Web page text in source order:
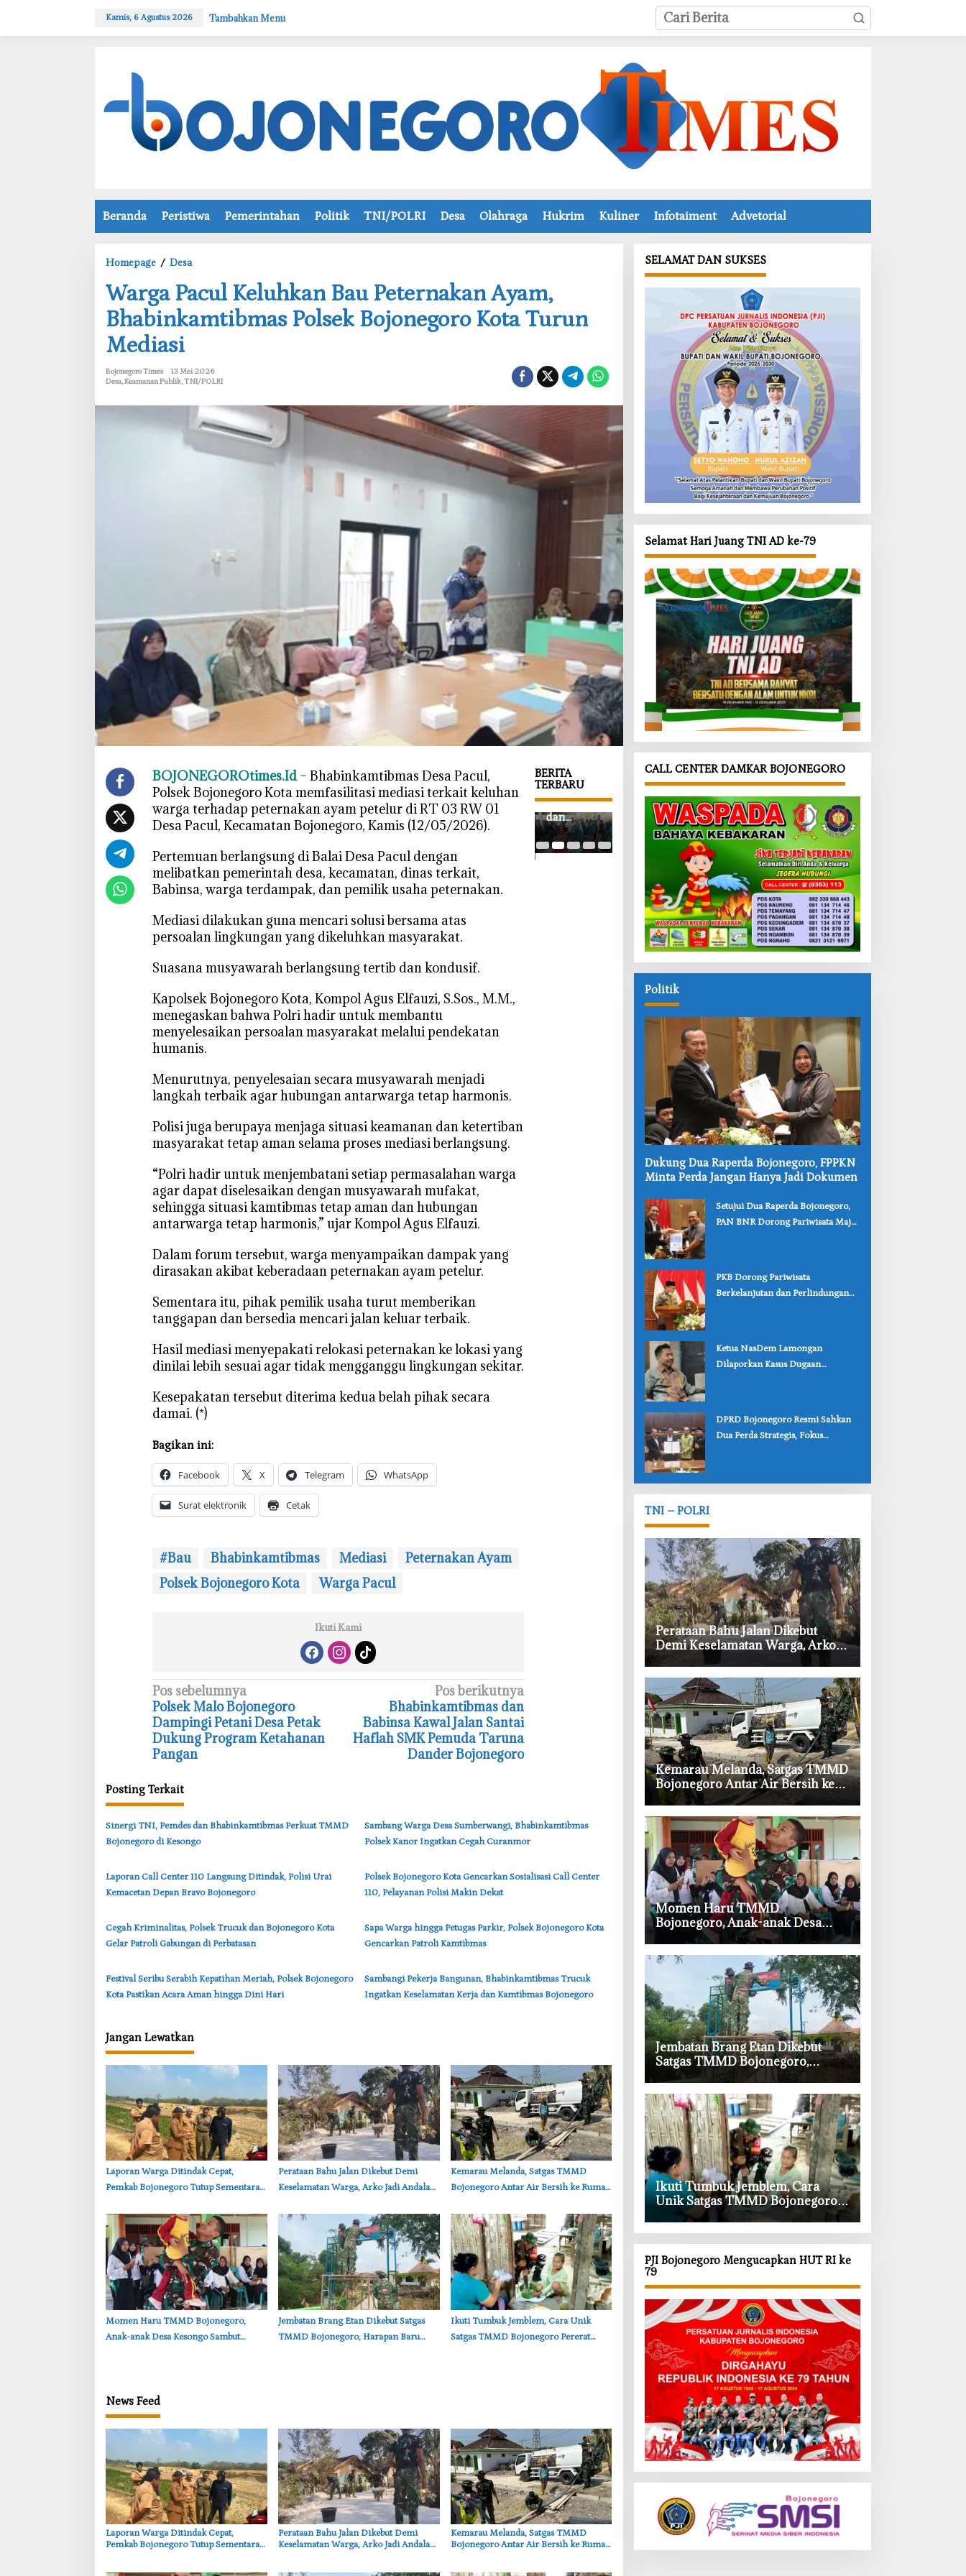
w
Kamis, 6 Agustus 2026 Tambahkan Menu
Beranda Peristiwa Pemerintahan Politik TNI/POLRI Desa Olahraga Hukrim Kuliner Infotaiment Advetorial
Homepage / Desa
a
g
a
u
e
e
t
r
a
k
A
y
a
m
,
h
a
b
n
k
m
i
b
m
a
P
o
s
e
B
o
j
o
e
g
r
o
o
t
T
u
u
n
M
e
d
i
‎Warga Pacul Keluhkan Bau Peternakan Ayam,
Bhabinkamtibmas Polsek Bojonegoro Kota Turun
Mediasi
Bojonegoro Times
13 Mei 2026
Desa,Keamanan Publik,TNI/POLRI
BOJONEGOROtimes.Id– Bhabinkamtibmas Desa Pacul,
Polsek Bojonegoro Kota memfasilitasi mediasi terkait keluhan
warga terhadap peternakan ayam petelur di RT 03 RW 01
Desa Pacul, Kecamatan Bojonegoro, Kamis (12/05/2026).
‎Pertemuan berlangsung di Balai Desa Pacul dengan
melibatkan pemerintah desa, kecamatan, dinas terkait,
Babinsa, warga terdampak, dan pemilik usaha peternakan.
‎Mediasi dilakukan guna mencari solusi bersama atas
persoalan lingkungan yang dikeluhkan masyarakat.
‎Suasana musyawarah berlangsung tertib dan kondusif.
‎Kapolsek Bojonegoro Kota, Kompol Agus Elfauzi, S.Sos., M.M.,
menegaskan bahwa Polri hadir untuk membantu
menyelesaikan persoalan masyarakat melalui pendekatan
humanis.
‎Menurutnya, penyelesaian secara musyawarah menjadi
langkah terbaik agar hubungan antarwarga tetap harmonis.
‎Polisi juga berupaya menjaga situasi keamanan dan ketertiban
masyarakat tetap aman selama proses mediasi berlangsung.
‎“Polri hadir untuk menjembatani setiap permasalahan warga
agar dapat diselesaikan dengan musyawarah mufakat,
sehingga situasi kamtibmas tetap aman dan hubungan
antarwarga tetap harmonis,” ujar Kompol Agus Elfauzi.
‎Dalam forum tersebut, warga menyampaikan dampak yang
dirasakan akibat keberadaan peternakan ayam petelur.
‎Sementara itu, pihak pemilik usaha turut memberikan
tanggapan dan bersedia mencari jalan keluar terbaik.
‎Hasil mediasi menyepakati relokasi peternakan ke lokasi yang
dinilai lebih sesuai agar tidak mengganggu lingkungan sekitar.
‎Kesepakatan tersebut diterima kedua belah pihak secara
damai. (*)
Bagikan ini:
Facebook X Telegram WhatsApp
Surat elektronik Cetak
#Bau Bhabinkamtibmas Mediasi
Peternakan Ayam
Polsek Bojonegoro Kota
‎Warga Pacul
Ikuti Kami
N
a
v
i
a
i
o
s
Pos sebelumnya
Polsek Malo Bojonegoro
Dampingi Petani Desa Petak
Dukung Program Ketahanan
Pangan
Pos berikutnya
‎Bhabinkamtibmas dan
Babinsa Kawal Jalan Santai
Haflah SMK Pemuda Taruna
Dander Bojonegoro
BERITA
TERBARU
Pendaftara
n BPD
Lamonga
n Resmi
Dibuka,
n
‎Gayatri
dan
Pendidika
n Jadi
‎Laporan
Warga
Ditindak
o Tutup
Sementar
a Lokasi
Galian
Tanah di
Trucuk
‎Perataan
Bahu Jalan
Dikebut
Demi
Keselamat
an Warga,
Arko Jadi
Andalan
Satgas
TMMD
Bojonegor
o
‎Kemarau
Melanda,
Satgas
TMMD
Bojonegor
o Antar
Air Bersih
ke Rumah
Warga
Posting Terkait
‎Sinergi TNI, Pemdes dan Bhabinkamtibmas Perkuat TMMD
Bojonegoro di Kesongo
‎Sambang Warga Desa Sumberwangi, Bhabinkamtibmas
Polsek Kanor Ingatkan Cegah Curanmor
‎Laporan Call Center 110 Langsung Ditindak, Polisi Urai
Kemacetan Depan Bravo Bojonegoro
‎Polsek Bojonegoro Kota Gencarkan Sosialisasi Call Center
110, Pelayanan Polisi Makin Dekat
‎Cegah Kriminalitas, Polsek Trucuk dan Bojonegoro Kota
Gelar Patroli Gabungan di Perbatasan
‎Sapa Warga hingga Petugas Parkir, Polsek Bojonegoro Kota
Gencarkan Patroli Kamtibmas
‎Festival Seribu Serabih Kepatihan Meriah, Polsek Bojonegoro
Kota Pastikan Acara Aman hingga Dini Hari
‎Sambangi Pekerja Bangunan, Bhabinkamtibmas Trucuk
Ingatkan Keselamatan Kerja dan Kamtibmas Bojonegoro
Jangan Lewatkan
‎Laporan Warga Ditindak Cepat,
Pemkab Bojonegoro Tutup Sementara
‎Perataan Bahu Jalan Dikebut Demi
Keselamatan Warga, Arko Jadi Andalan
‎Kemarau Melanda, Satgas TMMD
Bojonegoro Antar Air Bersih ke Rumah
‎Momen Haru TMMD Bojonegoro,
Anak-anak Desa Kesongo Sambut
‎Jembatan Brang Etan Dikebut Satgas
TMMD Bojonegoro, Harapan Baru
‎Ikuti Tumbuk Jemblem, Cara Unik
Satgas TMMD Bojonegoro Pererat
News Feed
‎Laporan Warga Ditindak Cepat,
Pemkab Bojonegoro Tutup Sementara
‎Perataan Bahu Jalan Dikebut Demi
Keselamatan Warga, Arko Jadi Andalan
‎Kemarau Melanda, Satgas TMMD
Bojonegoro Antar Air Bersih ke Rumah
SELAMAT DAN SUKSES
Selamat Hari Juang TNI AD ke-79
CALL CENTER DAMKAR BOJONEGORO
Politik
‎Dukung Dua Raperda Bojonegoro, FPPKN
Minta Perda Jangan Hanya Jadi Dokumen
‎Setujui Dua Raperda Bojonegoro,
PAN BNR Dorong Pariwisata Maju
‎PKB Dorong Pariwisata
Berkelanjutan dan Perlindungan
‎Ketua NasDem Lamongan
Dilaporkan Kasus Dugaan
‎DPRD Bojonegoro Resmi Sahkan
Dua Perda Strategis, Fokus
TNI – POLRI
‎Perataan Bahu Jalan Dikebut
Demi Keselamatan Warga, Arko
Jadi Andalan Satgas TMMD
Bojonegoro
‎Kemarau Melanda, Satgas TMMD
Bojonegoro Antar Air Bersih ke
Rumah Warga
‎Momen Haru TMMD
Bojonegoro, Anak-anak Desa
Kesongo Sambut Hangat
Kehadiran Prajurit TNI
‎Jembatan Brang Etan Dikebut
Satgas TMMD Bojonegoro,
Harapan Baru Warga Desa
Kesongo
‎Ikuti Tumbuk Jemblem, Cara
Unik Satgas TMMD Bojonegoro
Pererat Kebersamaan dengan
Warga
PJI Bojonegoro Mengucapkan HUT RI ke
79